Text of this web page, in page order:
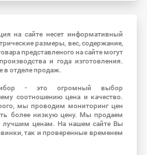
на сайте несет информативный
размеры, вес, содержание,
представленого на сайте могут
и года изготовления.
в отделе продаж.
- это огромный выбор
соотношению цена и качество.
мы проводим мониторинг цен
более низкую цену. Мы продаем
лучшим ценам. На нашем сайте Вы
так и проверенные временем